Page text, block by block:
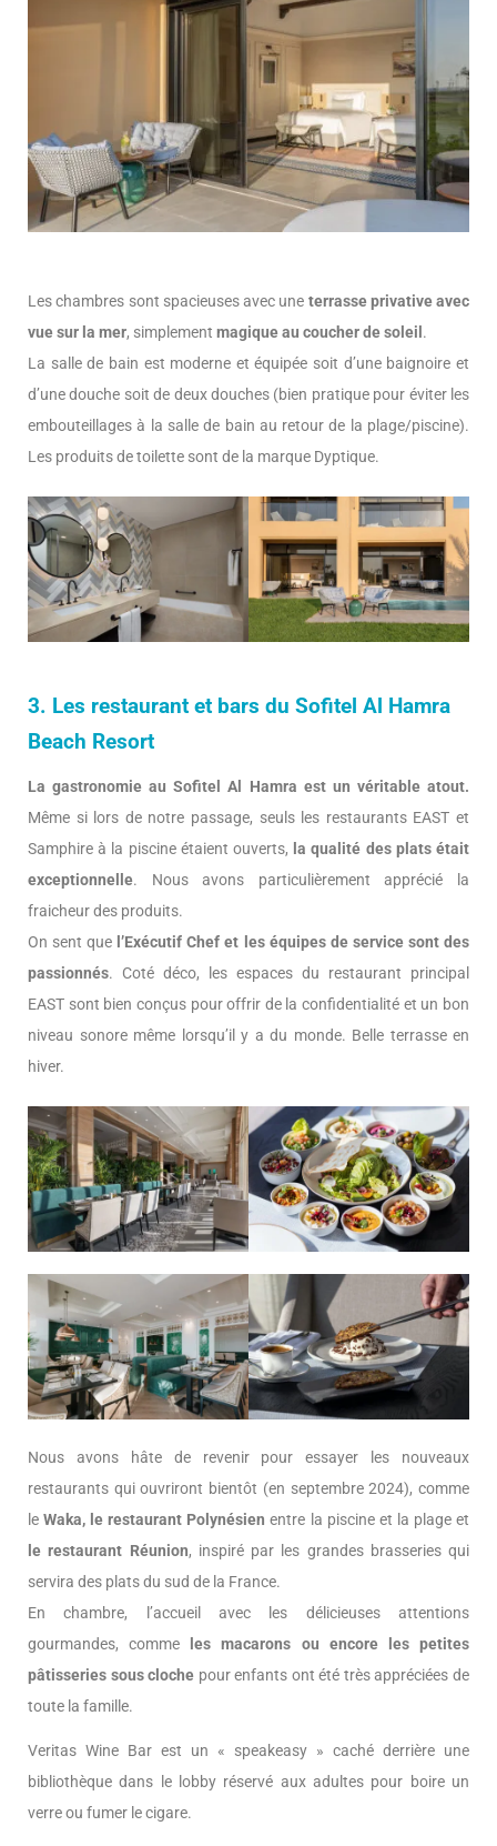
Les chambres sont spacieuses avec une terrasse privative avec
vue sur la mer, simplement magique au coucher de soleil .
La salle de bain est moderne et équipée soit d’une baignoire et
d’une douche soit de deux douches (bien pratique pour éviter les
embouteillages à la salle de bain au retour de la plage/piscine).
Les produits de toilette sont de la marque Dyptique.
3. Les restaurant et bars du Sofitel Al Hamra
Beach Resort
La gastronomie au Sofitel Al Hamra est un véritable atout.
Même si lors de notre passage, seuls les restaurants EAST et
Samphire à la piscine étaient ouverts, la qualité des plats était
exceptionnelle. Nous avons particulièrement apprécié la
fraicheur des produits.
On sent que l’Exécutif Chef et les équipes de service sont des
passionnés. Coté déco, les espaces du restaurant principal
EAST sont bien conçus pour offrir de la confidentialité et un bon
niveau sonore même lorsqu’il y a du monde. Belle terrasse en
hiver.
Nous avons hâte de revenir pour essayer les nouveaux
restaurants qui ouvriront bientôt (en septembre 2024), comme
leWaka, le restaurant Polynésien entre la piscine et la plage et
le restaurant Réunion, inspiré par les grandes brasseries qui
servira des plats du sud de la France.
En chambre, l’accueil avec les délicieuses attentions
gourmandes, comme
les macarons ou encore les petites
pâtisseries sous cloche pour enfants ont été très appréciées de
toute la famille.
Veritas Wine Bar est un « speakeasy » caché derrière une
bibliothèque dans le lobby réservé aux adultes pour boire un
verre ou fumer le cigare.